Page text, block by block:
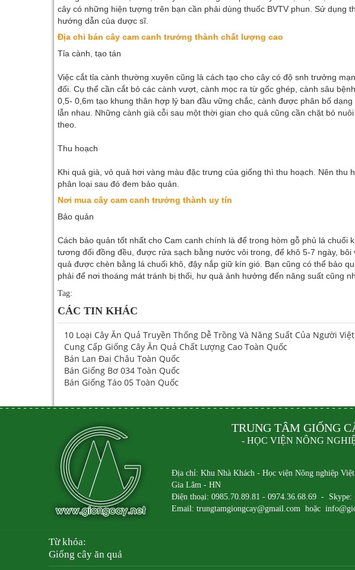
cây có những hiện tượng trên bạn cần phải dùng thuốc BVTV phun. Sử dụng
hướng dẫn của dược sĩ.
Địa chỉ bán cây cam canh trưởng thành chất lượng cao
Tỉa cành, tạo tán
Việc cắt tỉa cành thường xuyên cũng là cách tạo cho cây có độ snh trưởng
đối. Cụ thể cần cắt bỏ các cành vượt, cành mọc ra từ gốc ghép, cành sâu
0,5- 0,6m tạo khung thân hợp lý ban đầu vững chắc, cành được phân bố
lẫn nhau. Những cành già cỗi sau một thời gian cho quả cũng cần chặt bỏ
theo.
Thu hoạch
Khi quả già, vỏ quả hơi vàng màu đặc trưng của giống thì thu hoạch. Nên thu
phân loại sau đó đem bảo quản.
Nơi mua cây cam canh trưởng thành uy tín
Bảo quản
Cách bảo quản tốt nhất cho Cam canh chính là để trong hòm gỗ phủ lá
tương đối đồng đều, được rửa sạch bằng nước vôi trong, để khô 5-7 ngày,
quả được chèn bằng lá chuối khô, đậy nắp giữ kín gió. Bạn cũng có thể bảo
phải để nơi thoáng mát tránh bị thối, hư quả ảnh hưởng đến năng suất cũng
Tag:
CÁC TIN KHÁC
10 Loại Cây Ăn Quả Truyền Thống Dễ Trồng Và Năng Suất Của Người Việt
Cung Cấp Giống Cây Ăn Quả Chất Lượng Cao Toàn Quốc
Bán Lan Đai Châu Toàn Quốc
Bán Giống Bơ 034 Toàn Quốc
Bán Giống Táo 05 Toàn Quốc
TRUNG TÂM GIỐNG
- HỌC VIỆN NÔNG
Địa chỉ: Khu Nhà Khách - Học viện Nông nghiệp
Gia Lâm - HN
Điện thoại: 0985.70.89.81 - 0974.36.68.69 - Skype:
Email: trungtamgiongcay@gmail.com hoặc
Từ khóa:
Giống cây ăn quả